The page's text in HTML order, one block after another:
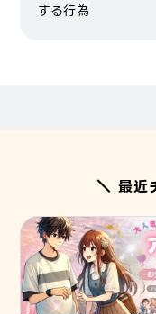
する行為
＼ 最近